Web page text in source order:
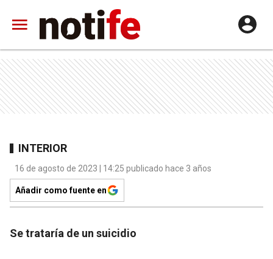
INTERIOR
16 de agosto de 2023 | 14:25 publicado hace 3 años
Añadir como fuente en
Se trataría de un suicidio